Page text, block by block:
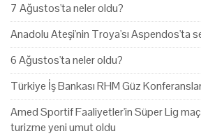
7 Ağustos'ta neler oldu?
Anadolu Ateşi'nin Troya'sı Aspendos'ta
6 Ağustos'ta neler oldu?
Türkiye İş Bankası RHM Güz
Amed Sportif Faaliyetler'in Süper Lig
turizme yeni umut oldu